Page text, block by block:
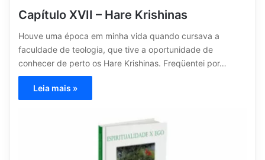
Capítulo XVII – Hare Krishinas
Houve uma época em minha vida quando cursava a
faculdade de teologia, que tive a oportunidade de
conhecer de perto os Hare Krishinas. Freqüentei por…
Leia mais »